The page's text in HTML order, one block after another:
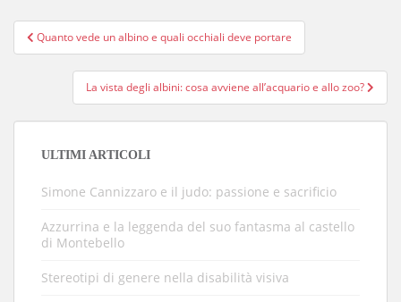
Navigazione
articoli
Quanto vede un albino e quali occhiali deve portare
La vista degli albini: cosa avviene all’acquario e allo zoo?
ULTIMI ARTICOLI
Simone Cannizzaro e il judo: passione e sacrificio
Azzurrina e la leggenda del suo fantasma al castello
di Montebello
Stereotipi di genere nella disabilità visiva